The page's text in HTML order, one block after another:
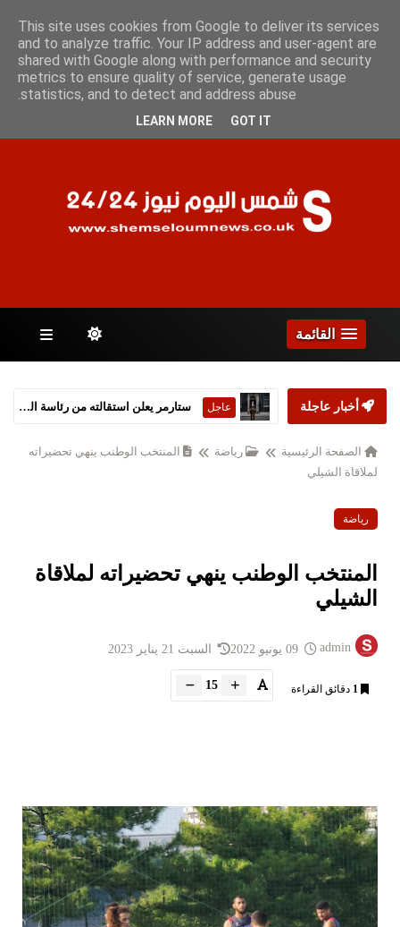
الجمعة 7 أغسطس 2026
الصفحات
القائمة
أخبار عاجلة
الشرق
أمريكا وإيران تتوصلان لاتفاق سلام شامل
الصفحة الرئيسية رياضة
المنتخب الوطنب ينهي تحضيراته
لملاقاة الشيلي
رياضة
المنتخب الوطنب ينهي تحضيراته لملاقاة
الشيلي
admin السبت 21 يناير 2023
1 دقائق القراءة 15
This site uses cookies from Google to deliver its services
and to analyze traffic. Your IP address and user-agent are
shared with Google along with performance and security
metrics to ensure quality of service, generate usage
statistics, and to detect and address abuse.
LEARN MORE GOT IT